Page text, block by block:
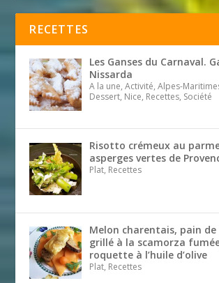
RECETTES
Les Ganses du Carnaval.
Nissarda
A la une, Activité, Alpes-
Dessert, Nice, Recettes, Société
Risotto crémeux au
asperges vertes de
Plat, Recettes
Melon charentais, pain
grillé à la scamorza
roquette à l’huile d’olive
Plat, Recettes